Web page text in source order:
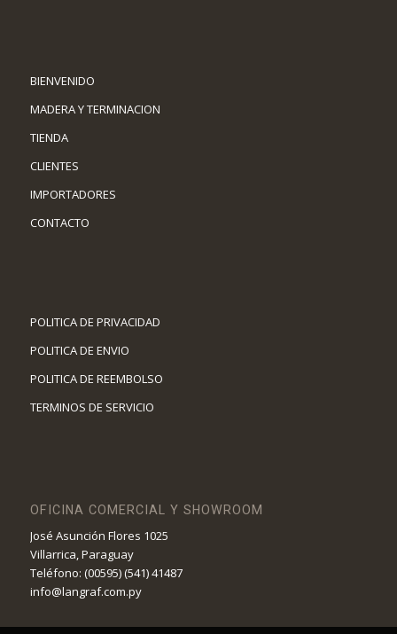
BIENVENIDO
MADERA Y TERMINACION
TIENDA
CLIENTES
IMPORTADORES
CONTACTO
POLITICA DE PRIVACIDAD
POLITICA DE ENVIO
POLITICA DE REEMBOLSO
TERMINOS DE SERVICIO
OFICINA COMERCIAL Y SHOWROOM
José Asunción Flores 1025
Villarrica, Paraguay
Teléfono: (00595) (541) 41487
info@langraf.com.py